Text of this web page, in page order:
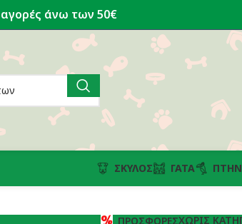
άνω των 50€
ΣΚΎΛΟΣ ΓΆΤΑ
ΠΡΟΣΦΟΡΈΣΧΩΡΊΣ